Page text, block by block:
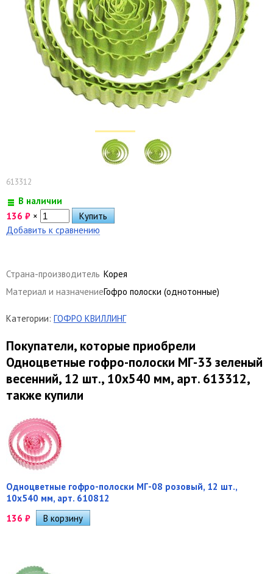
613312
В наличии
136 ₽ ×
Добавить к сравнению
Страна-производитель Корея
Материал и назначениеГофро полоски (однотонные)
Категории: ГОФРО КВИЛЛИНГ
Покупатели, которые приобрели
Одноцветные гофро-полоски МГ-33 зеленый
весенний, 12 шт., 10х540 мм, арт. 613312,
также купили
Одноцветные гофро-полоски МГ-08 розовый, 12 шт.,
10х540 мм, арт. 610812
136 ₽